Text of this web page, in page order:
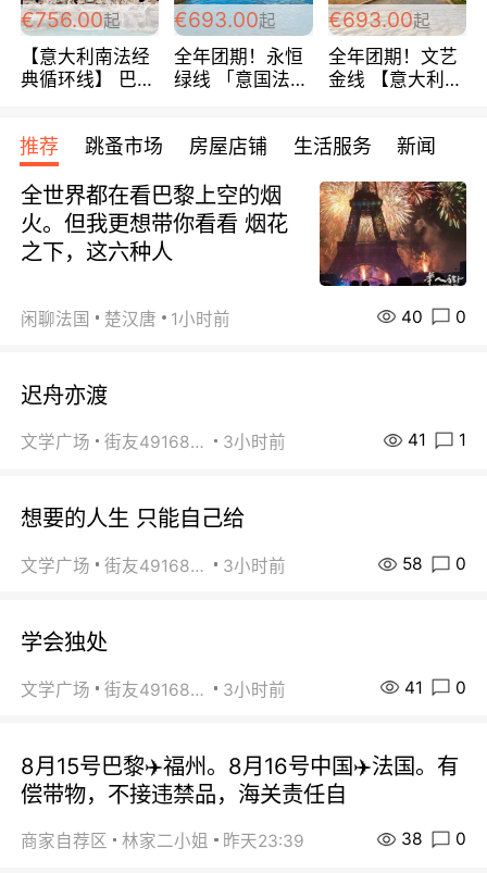
€756.00起
【意大利南法经
典循环线】 巴黎
宾馆 108欧/天起
全程756欧/位
€693.00起
全年团期！永恒
绿线 「意国法
欧/天起 ~包拼房
€693.00起
全年团期！文艺
金线 【意大利一
每周铁发！
推荐 跳蚤市场 房屋店铺 生活服务 新闻
全世界都在看巴黎上空的烟
火。但我更想带你看看 烟花
之下，这六种人
闲聊法国 楚汉唐 1小时前 40 0
迟舟亦渡
文学广场 街友49168527 3小时前 41 1
想要的人生 只能自己给
文学广场 街友49168527 3小时前 58 0
学会独处
文学广场 街友49168527 3小时前 41 0
8月15号巴黎✈️福州。8月16号中国✈️法国。有
偿带物，不接违禁品，海关责任自
商家自荐区 林家二小姐 昨天23:39 38 0